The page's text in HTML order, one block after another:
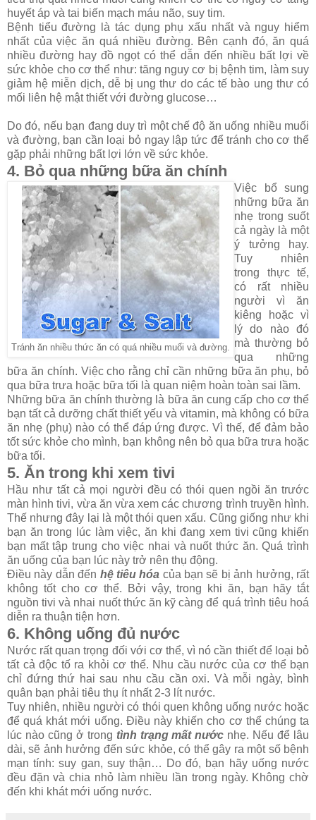
huyết áp và tai biến mạch máu não, suy tim.
Bệnh tiểu đường là tác dụng phụ xấu nhất và nguy hiểm
nhất của việc ăn quá nhiều đường. Bên cạnh đó, ăn quá
nhiều đường hay đồ ngọt có thể dẫn đến nhiều bất lợi về
sức khỏe cho cơ thể như: tăng nguy cơ bị bệnh tim, làm suy
giảm hệ miễn dịch, dễ bị ung thư do các tế bào ung thư có
mối liên hệ mật thiết với đường glucose…
Do đó, nếu bạn đang duy trì một chế độ ăn uống nhiều muối
và đường, bạn cần loại bỏ ngay lập tức để tránh cho cơ thể
gặp phải những bất lợi lớn về sức khỏe.
4. Bỏ qua những bữa ăn chính
Tránh ăn nhiều thức ăn có quá nhiều muối và đường.
Việc bổ sung
những bữa ăn
nhẹ trong suốt
cả ngày là một
ý tưởng hay.
Tuy nhiên
trong thực tế,
có rất nhiều
người vì ăn
kiêng hoặc vì
lý do nào đó
mà thường bỏ
qua những
bữa ăn chính. Việc cho rằng chỉ cần những bữa ăn phụ, bỏ
qua bữa trưa hoặc bữa tối là quan niệm hoàn toàn sai lầm.
Những bữa ăn chính thường là bữa ăn cung cấp cho cơ thể
bạn tất cả dưỡng chất thiết yếu và vitamin, mà không có bữa
ăn nhẹ (phụ) nào có thể đáp ứng được. Vì thế, để đảm bảo
tốt sức khỏe cho mình, bạn không nên bỏ qua bữa trưa hoặc
bữa tối.
5. Ăn trong khi xem tivi
Hầu như tất cả mọi người đều có thói quen ngồi ăn trước
màn hình tivi, vừa ăn vừa xem các chương trình truyền hình.
Thế nhưng đây lại là một thói quen xấu. Cũng giống như khi
bạn ăn trong lúc làm việc, ăn khi đang xem tivi cũng khiến
bạn mất tập trung cho việc nhai và nuốt thức ăn. Quá trình
ăn uống của bạn lúc này trở nên thụ động.
Điều này dẫn đến hệ tiêu hóa của bạn sẽ bị ảnh hưởng, rất
không tốt cho cơ thể. Bởi vậy, trong khi ăn, bạn hãy tắt
nguồn tivi và nhai nuốt thức ăn kỹ càng để quá trình tiêu hoá
diễn ra thuận tiện hơn.
6. Không uống đủ nước
Nước rất quan trọng đối với cơ thể, vì nó cần thiết để loại bỏ
tất cả độc tố ra khỏi cơ thể. Nhu cầu nước của cơ thể bạn
chỉ đứng thứ hai sau nhu cầu cần oxi. Và mỗi ngày, bình
quân bạn phải tiêu thụ ít nhất 2-3 lít nước.
Tuy nhiên, nhiều người có thói quen không uống nước hoặc
để quá khát mới uống. Điều này khiến cho cơ thể chúng ta
lúc nào cũng ở trong tình trạng mất nước nhẹ. Nếu để lâu
dài, sẽ ảnh hưởng đến sức khỏe, có thể gây ra một số bệnh
mạn tính: suy gan, suy thận… Do đó, bạn hãy uống nước
đều đặn và chia nhỏ làm nhiều lần trong ngày. Không chờ
đến khi khát mới uống nước.